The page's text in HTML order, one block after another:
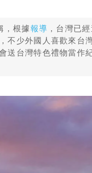
，根據報導 ，台灣已
不少外國人喜歡來台
送台灣特色禮物當作